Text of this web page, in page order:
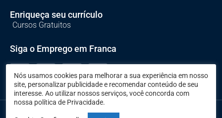
Enriqueça seu currículo
Cursos Gratuitos
Siga o Emprego em Franca
Nós usamos cookies para melhorar a sua experiência em nosso
site, personalizar publicidade e recomendar conteúdo de seu
interesse. Ao utilizar nossos serviços, você concorda com
nossa política de Privacidade.